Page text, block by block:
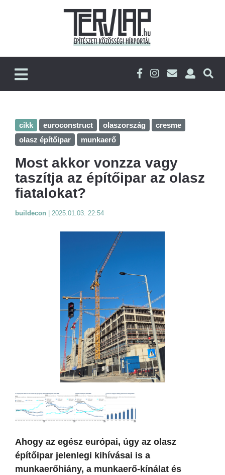
cikk euroconstruct olaszország
cresme
olasz építőipar
munkaerő
Most akkor vonzza vagy
taszítja az építőipar az olasz
fiatalokat?
buildecon 2025.01.03. 22:54
Ahogy az egész európai, úgy az olasz
építőipar jelenlegi kihívásai is a
munkaerőhiány, a munkaerő-kínálat és